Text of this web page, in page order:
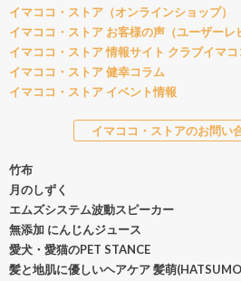
イマココ・ストア（オンラインショップ）
イマココ・ストア お客様の声（ユーザーレ
イマココ・ストア 情報サイト クラブイマコ
イマココ・ストア 健幸コラム
イマココ・ストア イベント情報
イマココ・ストアのお問い
竹布
月のしずく
エムズシステム波動スピーカー
無添加 にんじんジュース
愛犬・愛猫のPET STANCE
髪と地肌に優しいヘアケア 髪萌